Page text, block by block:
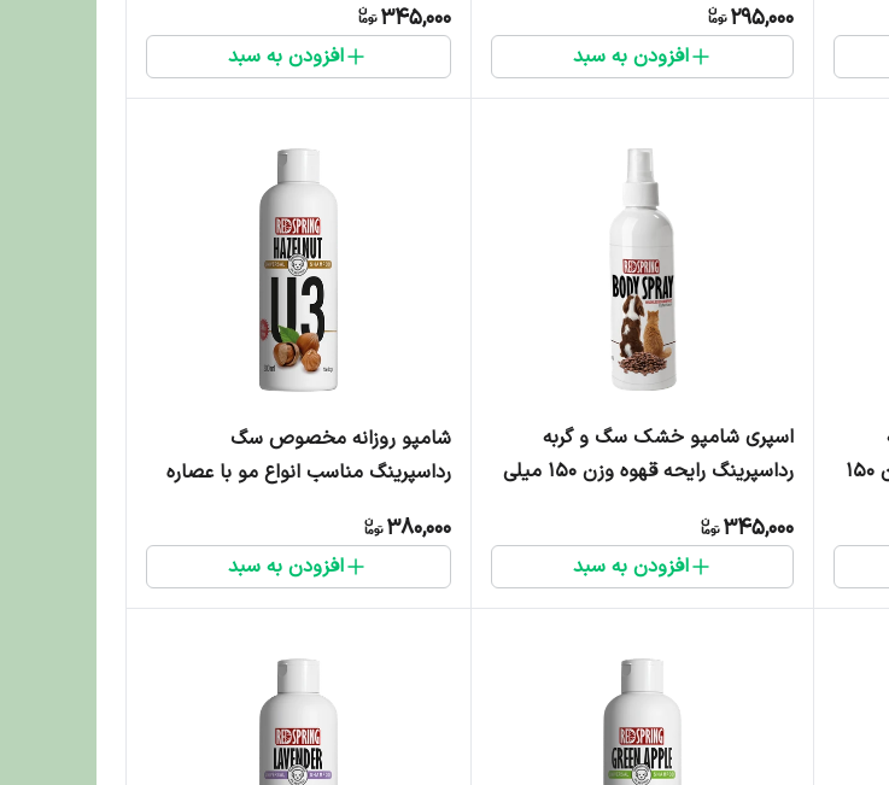
295,000
افزودن به سبد
345,000
افزودن به سبد
رداسپرینگ رایحه هلو و لیمو وزن ۱۵۰
اسپری شامپو خشک سگ و گربه
رداسپرینگ رایحه قهوه وزن ۱۵۰ میلی
345,000
افزودن به سبد
شامپو روزانه مخصوص سگ
رداسپرینگ مناسب انواع مو با عصاره
380,000
افزودن به سبد